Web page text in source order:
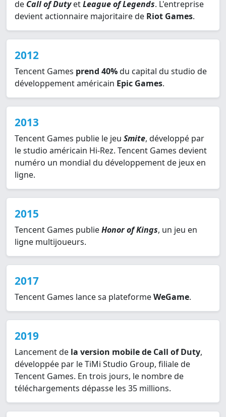
de Call of DutyetLeague of Legends. L'entreprise
devient actionnaire majoritaire de Riot Games.
2012
Tencent Games prend 40%du capital du studio de
développement américain Epic Games.
2013
Tencent Games publie le jeu Smite, développé par
le studio américain Hi-Rez. Tencent Games devient
numéro un mondial du développement de jeux en
ligne.
2015
Tencent Games publieHonor of Kings, un jeu en
ligne multijoueurs.
2017
Tencent Games lance sa plateformeWeGame.
2019
Lancement de la version mobile de Call of Duty,
développée par le TiMi Studio Group, filiale de
Tencent Games. En trois jours, le nombre de
téléchargements dépasse les 35 millions.